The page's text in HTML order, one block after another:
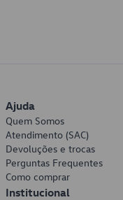
Ajuda
Quem Somos
Atendimento (SAC)
Devoluções e trocas
Perguntas Frequentes
Como comprar
Institucional